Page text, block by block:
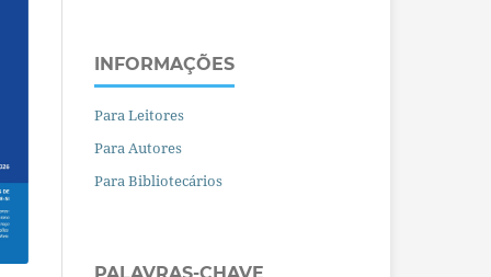
INFORMAÇÕES
Para Leitores
Para Autores
Para Bibliotecários